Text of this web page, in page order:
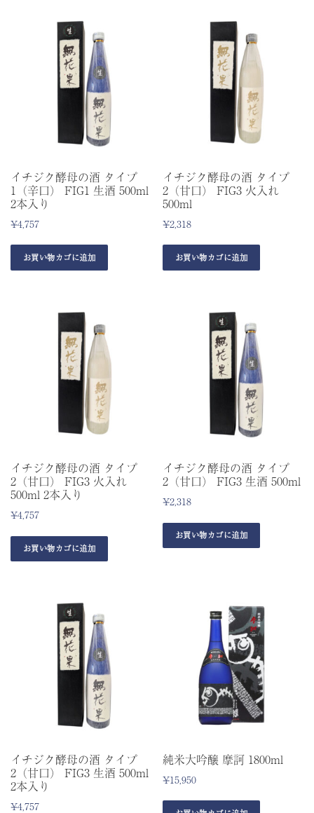
イチジク酵母の酒 タイプ
1（辛口） FIG1 生酒 500ml
2本入り
¥4,757
お買い物カゴに追加
イチジク酵母の酒 タイプ
2（甘口） FIG3 火入れ
500ml
¥2,318
お買い物カゴに追加
イチジク酵母の酒 タイプ
2（甘口） FIG3 火入れ
500ml 2本入り
¥4,757
お買い物カゴに追加
イチジク酵母の酒 タイプ
2（甘口） FIG3 生酒 500ml
¥2,318
お買い物カゴに追加
イチジク酵母の酒 タイプ
2（甘口） FIG3 生酒 500ml
2本入り
¥4,757
純米大吟醸 摩訶 1800ml
¥15,950